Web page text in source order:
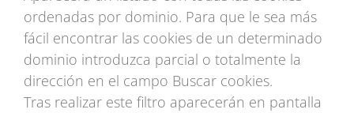
ordenadas por dominio. Para que le sea más
fácil encontrar las cookies de un determinado
dominio introduzca parcial o totalmente la
dirección en el campo Buscar cookies.
Tras realizar este filtro aparecerán en pantalla